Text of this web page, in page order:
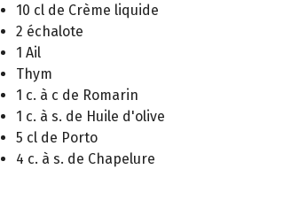
10 cl de Crème liquide
2 échalote
1 Ail
Thym
1 c. à c de Romarin
1 c. à s. de Huile d'olive
5 cl de Porto
4 c. à s. de Chapelure